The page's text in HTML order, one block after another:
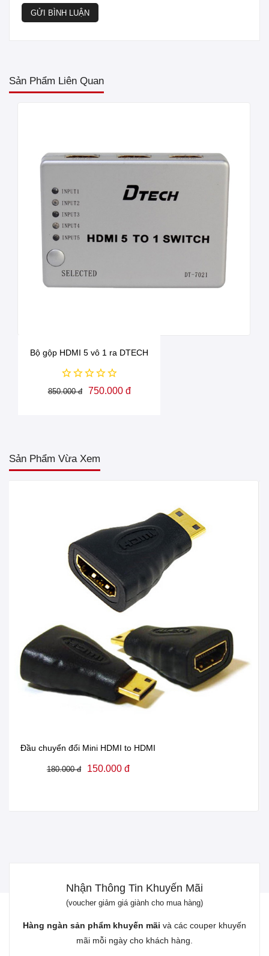
GỬI BÌNH LUẬN
Sản Phẩm Liên Quan
Bộ gộp HDMI 5 vô 1 ra DTECH
850.000 đ 750.000 đ
Sản Phẩm Vừa Xem
Đầu chuyển đổi Mini HDMI to HDMI
180.000 đ 150.000 đ
Nhận Thông Tin Khuyến Mãi
(voucher giảm giá giành cho mua hàng)
Hàng ngàn sản phẩm khuyến mãi và các couper khuyến
mãi mỗi ngày cho khách hàng.